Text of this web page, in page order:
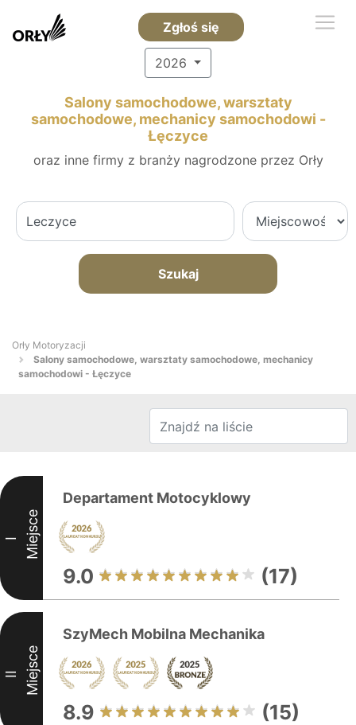
Zgłoś się
2026
Salony samochodowe, warsztaty
samochodowe, mechanicy samochodowi -
Łęczyce
oraz inne firmy z branży nagrodzone przez Orły
Szukaj
Orły Motoryzacji
Salony samochodowe, warsztaty samochodowe, mechanicy
samochodowi - Łęczyce
I Miejsce
Departament Motocyklowy
9.0 (17)
II Miejsce
SzyMech Mobilna Mechanika
8.9 (15)